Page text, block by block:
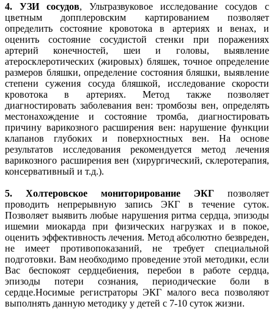
4. УЗИ сосудов, Ультразвуковое исследование сосудов с
цветным допплеровским картированием позволяет
определить состояние кровотока в артериях и венах, и
оценить состояние сосудистой стенки при поражениях
артерий конечностей, шеи и головы, выявление
атеросклеротических (жировых) бляшек, точное определение
размеров бляшки, определение состояния бляшки, выявление
степени сужения сосуда бляшкой, исследование скорости
кровотока в артериях. Метод также позволяет
диагностировать заболевания вен: тромбозы вен, определять
местонахождение и состояние тромба, диагностировать
причину варикозного расширения вен: нарушение функции
клапанов глубоких и поверхностных вен. На основе
результатов исследования рекомендуется метод лечения
варикозного расширения вен (хирургический, склеротерапия,
консервативный и т.д.).
5. Холтеровское мониторирование ЭКГ позволяет
проводить непрерывную запись ЭКГ в течение суток.
Позволяет выявить любые нарушения ритма сердца, эпизоды
ишемии миокарда при физических нагрузках и в покое,
оценить эффективность лечения. Метод абсолютно безвреден,
не имеет противопоказаний, не требует специальной
подготовки. Вам необходимо проведение этой методики, если
Вас беспокоят сердцебиения, перебои в работе сердца,
эпизоды потери сознания, периодические боли в
сердце.Носимые регистраторы ЭКГ малого веса позволяют
выполнять данную методику у детей с 7-10 суток жизни.